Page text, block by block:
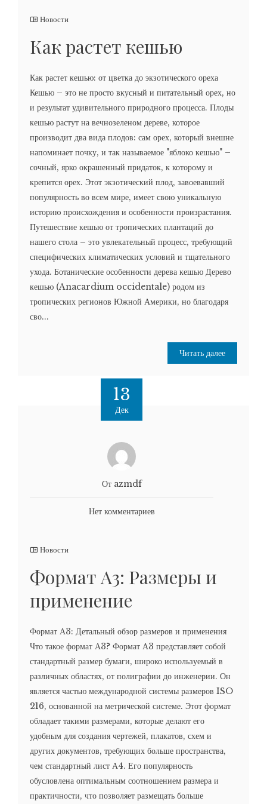
Новости
Как растет кешью
Как растет кешью: от цветка до экзотического ореха
Кешью – это не просто вкусный и питательный орех, но
и результат удивительного природного процесса. Плоды
кешью растут на вечнозеленом дереве, которое
производит два вида плодов: сам орех, который внешне
напоминает почку, и так называемое "яблоко кешью" –
сочный, ярко окрашенный придаток, к которому и
крепится орех. Этот экзотический плод, завоевавший
популярность во всем мире, имеет свою уникальную
историю происхождения и особенности произрастания.
Путешествие кешью от тропических плантаций до
нашего стола – это увлекательный процесс, требующий
специфических климатических условий и тщательного
ухода. Ботанические особенности дерева кешью Дерево
кешью (Anacardium occidentale) родом из
тропических регионов Южной Америки, но благодаря
сво...
Читать далее
13
Дек
От azmdf
Нет комментариев
Новости
Формат А3: Размеры и
применение
Формат А3: Детальный обзор размеров и применения
Что такое формат А3? Формат А3 представляет собой
стандартный размер бумаги, широко используемый в
различных областях, от полиграфии до инженерии. Он
является частью международной системы размеров ISO
216, основанной на метрической системе. Этот формат
обладает такими размерами, которые делают его
удобным для создания чертежей, плакатов, схем и
других документов, требующих больше пространства,
чем стандартный лист А4. Его популярность
обусловлена оптимальным соотношением размера и
практичности, что позволяет размещать больше